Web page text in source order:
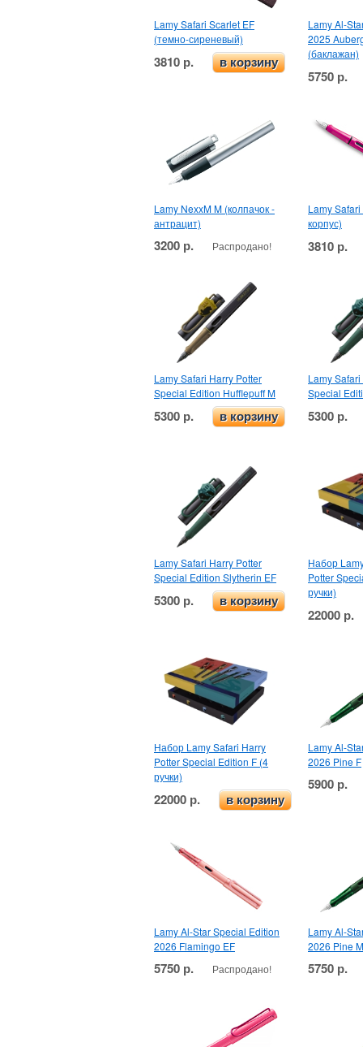
Lamy Safari Scarlet EF
(темно-сиреневый)
3810 р. в корзину
Lamy Al-
2025
(баклажан)
5750 р.
Lamy NexxM M (колпачок -
антрацит)
3200 р. Распродано!
Lamy
корпус)
3810 р.
Lamy Safari Harry Potter
Special Edition Hufflepuff M
5300 р. в корзину
Lamy
Special
5300 р.
Lamy Safari Harry Potter
Special Edition Slytherin EF
5300 р. в корзину
Набор
Potter
ручки)
22000 р.
Набор Lamy Safari Harry
Potter Special Edition F (4
ручки)
22000 р. в корзину
Lamy Al-
2026 Pine F
5900 р.
Lamy Al-Star Special Edition
2026 Flamingo EF
5750 р. Распродано!
Lamy Al-
2026 Pine M
5750 р.